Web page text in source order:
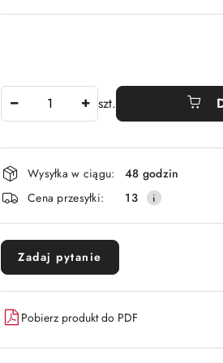
szt.
Dostępność
i
dostawa
Wysyłka w ciągu:
48 godzin
Cena przesyłki:
13
Zadaj pytanie
Pobierz produkt do PDF